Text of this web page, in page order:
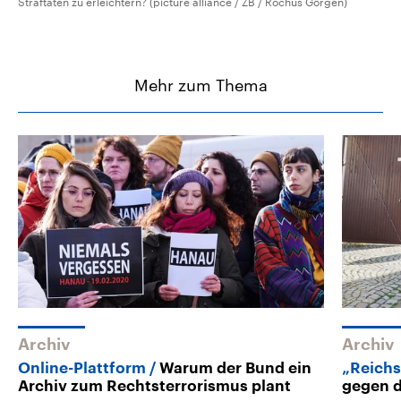
Mehr zum Thema
Archiv
Online-Plattform
Warum der Bund ein
Archiv zum Rechtsterrorismus plant
Archiv
gegen